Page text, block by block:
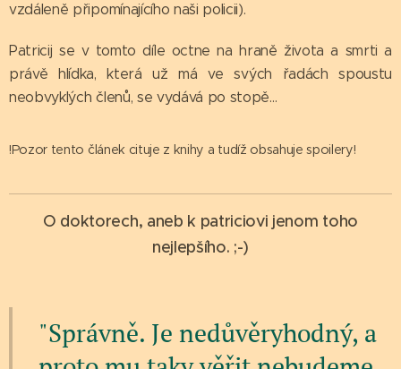
vzdáleně připomínajícího naši policii).
Patricij se v tomto díle octne na hraně života a smrti a
právě hlídka, která už má ve svých řadách spoustu
neobvyklých členů, se vydává po stopě...
!Pozor tento článek cituje z knihy a tudíž obsahuje spoilery!
O doktorech, aneb k patriciovi jenom toho
nejlepšího. ;-)
"Správně. Je nedůvěryhodný, a